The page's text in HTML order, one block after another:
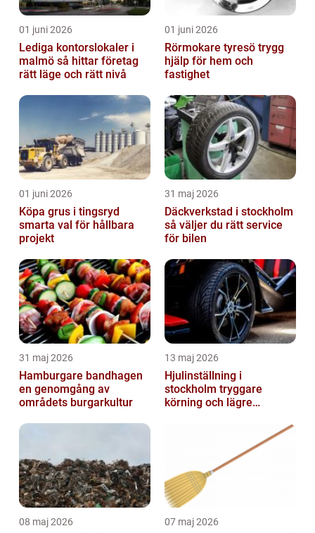
01 juni 2026
Lediga kontorslokaler i
malmö så hittar företag
rätt läge och rätt nivå
01 juni 2026
Rörmokare tyresö trygg
hjälp för hem och
fastighet
01 juni 2026
Köpa grus i tingsryd
smarta val för hållbara
projekt
31 maj 2026
Däckverkstad i stockholm
så väljer du rätt service
för bilen
31 maj 2026
Hamburgare bandhagen
en genomgång av
områdets burgarkultur
13 maj 2026
Hjulinställning i
stockholm tryggare
körning och lägre
08 maj 2026 07 maj 2026